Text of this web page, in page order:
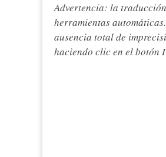
Advertencia: la
herramientas
ausencia total de
haciendo clic en el botón